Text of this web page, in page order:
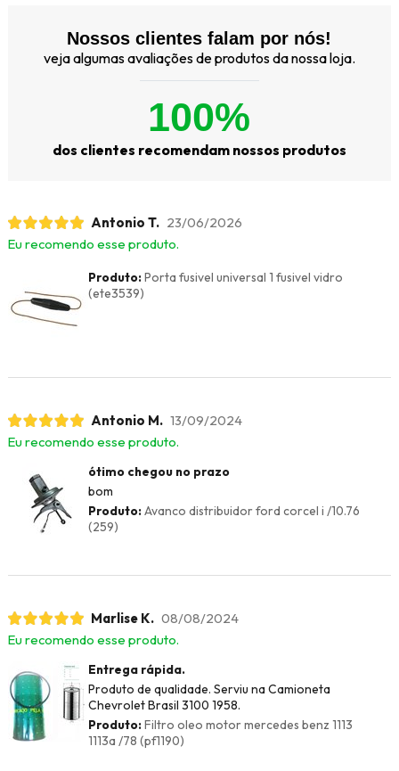
Nossos clientes falam por nós!
veja algumas avaliações de produtos da nossa loja.
100%
dos clientes recomendam nossos produtos
Antonio T. 23/06/2026
Eu recomendo esse produto.
Produto:Porta fusivel universal 1 fusivel vidro
(ete3539)
Antonio M. 13/09/2024
Eu recomendo esse produto.
ótimo chegou no prazo
bom
Produto:Avanco distribuidor ford corcel i /10.76
(259)
Marlise K. 08/08/2024
Eu recomendo esse produto.
Entrega rápida.
Produto de qualidade. Serviu na Camioneta
Chevrolet Brasil 3100 1958.
Produto:Filtro oleo motor mercedes benz 1113
1113a /78 (pf1190)